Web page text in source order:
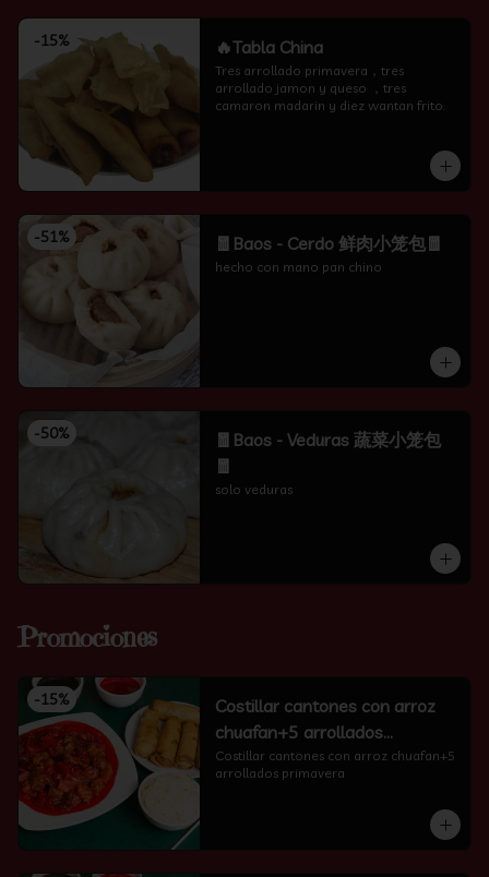
-15% 🔥Tabla China
Tres arrollado primavera，tres
arrollado jamon y queso ，tres
camaron madarin y diez wantan frito.
-51% 🧧Baos - Cerdo 鲜肉小笼包🧧
hecho con mano pan chino
-50%
🧧Baos - Veduras 蔬菜小笼包
solo veduras
Promociones
-15%
Costillar cantones con arroz
chuafan+5 arrollados
primavera
Costillar cantones con arroz chuafan+5
arrollados primavera